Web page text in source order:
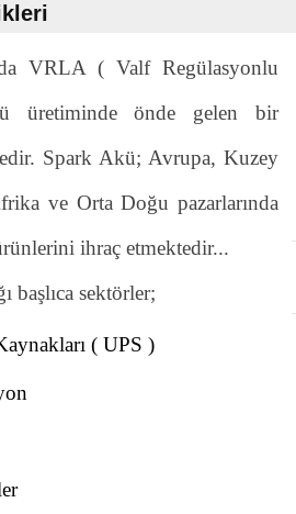
VRLA ( Valf Regülasyonlu
üretiminde önde gelen bir
Spark Akü; Avrupa, Kuzey
ve Orta Doğu pazarlarında
ihraç etmektedir...
başlıca sektörler;
( UPS )